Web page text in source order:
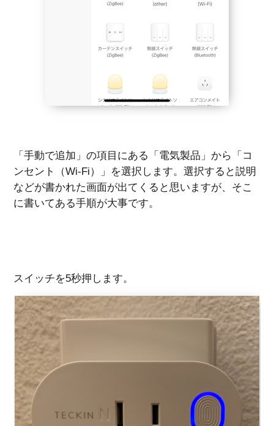
「手動で追加」の項目にある「電気製品」から「コ
ンセント（Wi-Fi）」を選択します。選択すると説明
などが書かれた画面が出てくると思いますが、そこ
に書いてある手順が大事です。
スイッチを5秒押します。